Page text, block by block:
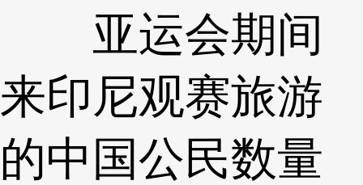
亚运会期间
来印尼观赛旅游
的中国公民数量